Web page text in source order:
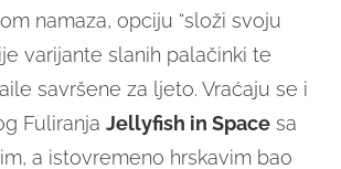
namaza, opciju “složi svoju
varijante slanih palačinki te
savršene za ljeto. Vraćaju se i
Fuliranja Jellyfish in Space sa
a istovremeno hrskavim bao